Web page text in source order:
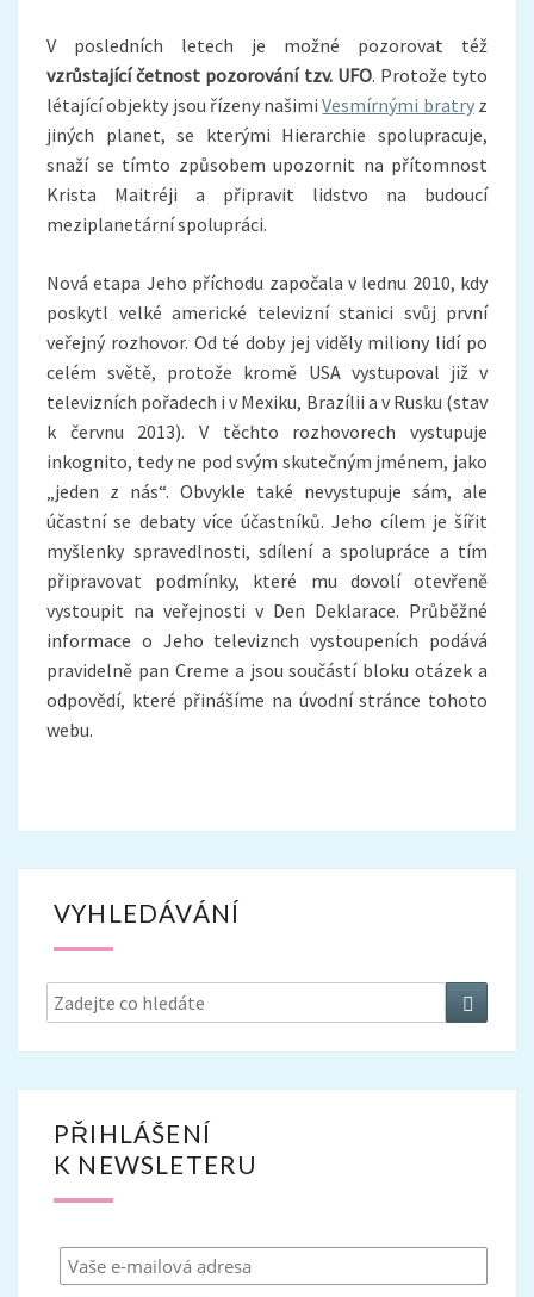
V posledních letech je možné pozorovat též
vzrůstající četnost pozorování tzv. UFO. Protože tyto
létající objekty jsou řízeny našimiVesmírnými bratryz
jiných planet, se kterými Hierarchie spolupracuje,
snaží se tímto způsobem upozornit na přítomnost
Krista Maitréji a připravit lidstvo na budoucí
meziplanetární spolupráci.
Nová etapa Jeho příchodu započala v lednu 2010, kdy
poskytl velké americké televizní stanici svůj první
veřejný rozhovor. Od té doby jej viděly miliony lidí po
celém světě, protože kromě USA vystupoval již v
televizních pořadech i v Mexiku, Brazílii a v Rusku (stav
k červnu 2013). V těchto rozhovorech vystupuje
inkognito, tedy ne pod svým skutečným jménem, jako
„jeden z nás“. Obvykle také nevystupuje sám, ale
účastní se debaty více účastníků. Jeho cílem je šířit
myšlenky spravedlnosti, sdílení a spolupráce a tím
připravovat podmínky, které mu dovolí otevřeně
vystoupit na veřejnosti v Den Deklarace. Průběžné
informace o Jeho televiznch vystoupeních podává
pravidelně pan Creme a jsou součástí bloku otázek a
odpovědí, které přinášíme na úvodní stránce tohoto
webu.
VYHLEDÁVÁNÍ
Search
for:
Search
PŘIHLÁŠENÍ
K NEWSLETERU